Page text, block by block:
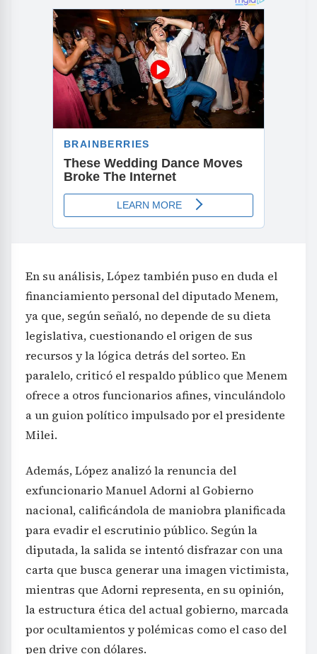
En su análisis, López también puso en duda el
financiamiento personal del diputado Menem,
ya que, según señaló, no depende de su dieta
legislativa, cuestionando el origen de sus
recursos y la lógica detrás del sorteo. En
paralelo, criticó el respaldo público que Menem
ofrece a otros funcionarios afines, vinculándolo
a un guion político impulsado por el presidente
Milei.
Además, López analizó la renuncia del
exfuncionario Manuel Adorni al Gobierno
nacional, calificándola de maniobra planificada
para evadir el escrutinio público. Según la
diputada, la salida se intentó disfrazar con una
carta que busca generar una imagen victimista,
mientras que Adorni representa, en su opinión,
la estructura ética del actual gobierno, marcada
por ocultamientos y polémicas como el caso del
pen drive con dólares.